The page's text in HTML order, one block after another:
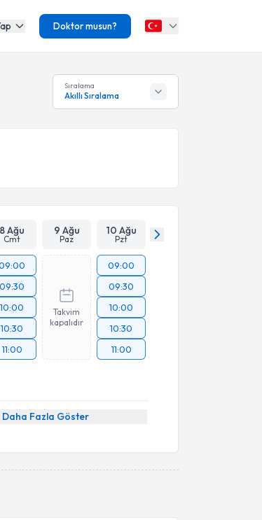
Doktor musun?
Sıralama
Akıllı Sıralama
8 Ağu
Cmt
9 Ağu
Paz
10 Ağu
Pzt
09:30
10:00
10:30
11:00
Takvim
kapalıdır
09:00
09:30
10:00
10:30
11:00
Daha Fazla Göster